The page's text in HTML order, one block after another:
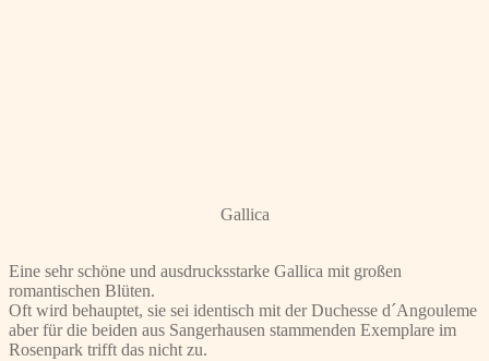
Gallica
Eine sehr schöne und ausdrucksstarke Gallica mit großen
romantischen Blüten.
Oft wird behauptet, sie sei identisch mit der Duchesse d´Angouleme
aber für die beiden aus Sangerhausen stammenden Exemplare im
Rosenpark trifft das nicht zu.